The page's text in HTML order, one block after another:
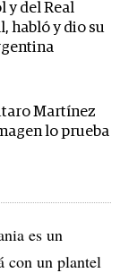
y del Real
habló y dio su
Martínez
lo prueba
es un
con un plantel